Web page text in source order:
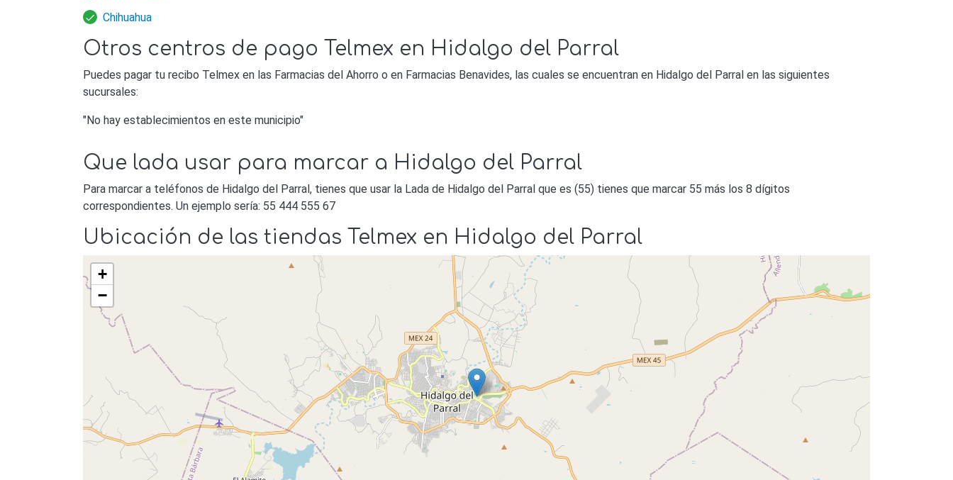
Chihuahua
Otros centros de pago Telmex en Hidalgo del Parral
Puedes pagar tu recibo Telmex en las Farmacias del Ahorro o en Farmacias Benavides, las cuales se encuentran en Hidalgo del Parral en las siguientes
sucursales:
"No hay establecimientos en este municipio"
Que lada usar para marcar a Hidalgo del Parral
Para marcar a teléfonos de Hidalgo del Parral, tienes que usar la Lada de Hidalgo del Parral que es (55) tienes que marcar 55 más los 8 dígitos
correspondientes. Un ejemplo sería: 55 444 555 67
Ubicación de las tiendas Telmex en Hidalgo del Parral
+
−